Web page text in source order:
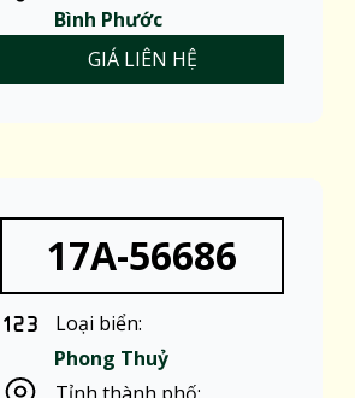
Bình Phước
GIÁ LIÊN HỆ
17A-56686
Loại biển:
Phong Thuỷ